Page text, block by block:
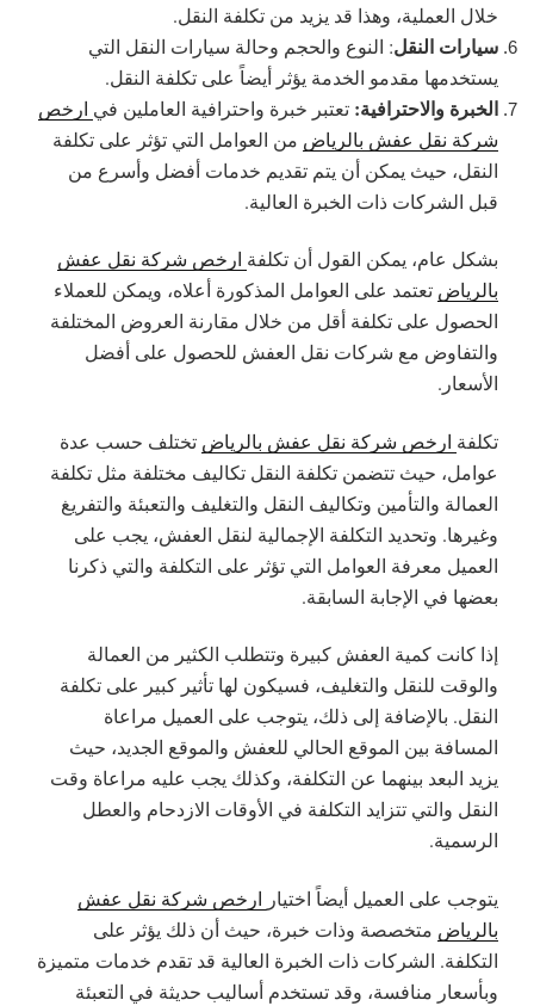
خلال العملية، وهذا قد يزيد من تكلفة النقل.
سيارات النقل: النوع والحجم وحالة سيارات النقل التي
يستخدمها مقدمو الخدمة يؤثر أيضاً على تكلفة النقل.
الخبرة والاحترافية: تعتبر خبرة واحترافية العاملين في ارخص
شركة نقل عفش بالرياض من العوامل التي تؤثر على تكلفة
النقل، حيث يمكن أن يتم تقديم خدمات أفضل وأسرع من
قبل الشركات ذات الخبرة العالية.
بشكل عام، يمكن القول أن تكلفة ارخص شركة نقل عفش
بالرياض تعتمد على العوامل المذكورة أعلاه، ويمكن للعملاء
الحصول على تكلفة أقل من خلال مقارنة العروض المختلفة
والتفاوض مع شركات نقل العفش للحصول على أفضل
الأسعار.
تكلفة ارخص شركة نقل عفش بالرياض تختلف حسب عدة
عوامل، حيث تتضمن تكلفة النقل تكاليف مختلفة مثل تكلفة
العمالة والتأمين وتكاليف النقل والتغليف والتعبئة والتفريغ
وغيرها. وتحديد التكلفة الإجمالية لنقل العفش، يجب على
العميل معرفة العوامل التي تؤثر على التكلفة والتي ذكرنا
بعضها في الإجابة السابقة.
إذا كانت كمية العفش كبيرة وتتطلب الكثير من العمالة
والوقت للنقل والتغليف، فسيكون لها تأثير كبير على تكلفة
النقل. بالإضافة إلى ذلك، يتوجب على العميل مراعاة
المسافة بين الموقع الحالي للعفش والموقع الجديد، حيث
يزيد البعد بينهما عن التكلفة، وكذلك يجب عليه مراعاة وقت
النقل والتي تتزايد التكلفة في الأوقات الازدحام والعطل
الرسمية.
يتوجب على العميل أيضاً اختيار ارخص شركة نقل عفش
بالرياض متخصصة وذات خبرة، حيث أن ذلك يؤثر على
التكلفة. الشركات ذات الخبرة العالية قد تقدم خدمات متميزة
وبأسعار منافسة، وقد تستخدم أساليب حديثة في التعبئة